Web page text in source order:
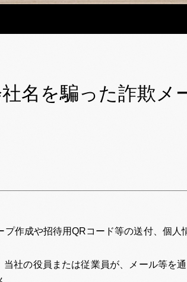
社名を騙った詐欺メ
作成や招待用QRコード等の送付、個人
社の役員または従業員が、メール等を